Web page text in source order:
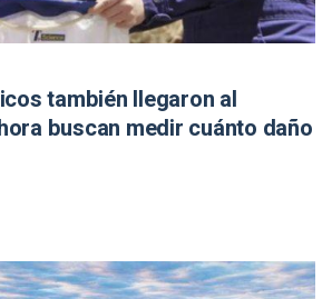
también llegaron al
buscan medir cuánto daño